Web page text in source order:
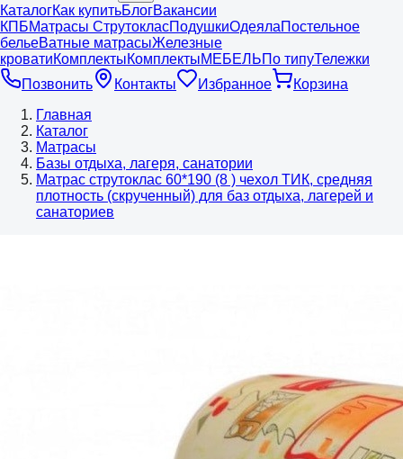
КаталогКак купитьБлогВакансии
КПБМатрасы СтрутокласПодушкиОдеялаПостельное
бельеВатные матрасыЖелезные
кроватиКомплектыКомплектыМЕБЕЛЬПо типуТележки
Позвонить
Контакты Избранное
Корзина
Главная
Каталог
Матрасы
Базы отдыха, лагеря, санатории
Матрас струтоклас 60*190 (8 ) чехол ТИК, средняя
плотность (скрученный) для баз отдыха, лагерей и
санаториев